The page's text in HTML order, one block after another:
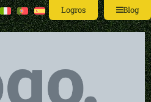
Logros Blog